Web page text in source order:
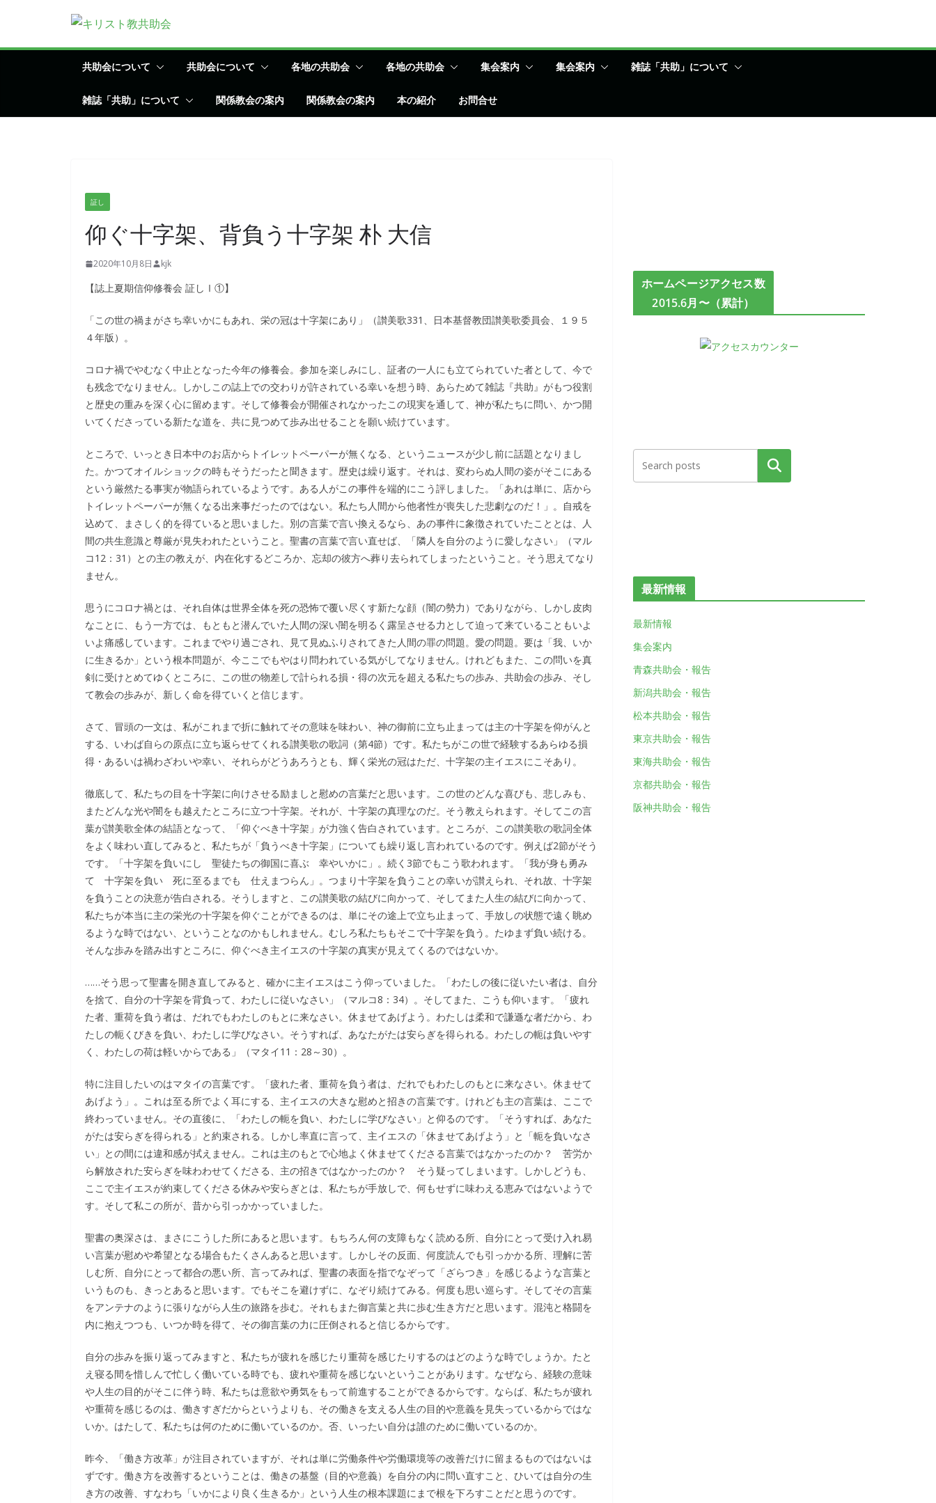
テ
共助会について 共助会について 各地の共助会 各地の共助会 集会案内 集会案内 雑誌「共助」について
雑誌「共助」について 関係教会の案内 関係教会の案内 本の紹介 お問合せ
証し
仰ぐ十字架、背負う十字架 朴 大信
2020年10月8日 kjk
【誌上夏期信仰修養会 証しⅠ①】
「この世の禍まがさち幸いかにもあれ、栄の冠は十字架にあり」（讃美歌331、日本基督教団讃美歌委員会、１９５
４年版）。
コロナ禍でやむなく中止となった今年の修養会。参加を楽しみにし、証者の一人にも立てられていた者として、今で
も残念でなりません。しかしこの誌上での交わりが許されている幸いを想う時、あらためて雑誌『共助』がもつ役割
と歴史の重みを深く心に留めます。そして修養会が開催されなかったこの現実を通して、神が私たちに問い、かつ開
いてくださっている新たな道を、共に見つめて歩み出せることを願い続けています。
ところで、いっとき日本中のお店からトイレットペーパーが無くなる、というニュースが少し前に話題となりまし
た。かつてオイルショックの時もそうだったと聞きます。歴史は繰り返す。それは、変わらぬ人間の姿がそこにある
という厳然たる事実が物語られているようです。ある人がこの事件を端的にこう評しました。「あれは単に、店から
トイレットペーパーが無くなる出来事だったのではない。私たち人間から他者性が喪失した悲劇なのだ！」。自戒を
込めて、まさしく的を得ていると思いました。別の言葉で言い換えるなら、あの事件に象徴されていたこととは、人
間の共生意識と尊厳が見失われたということ。聖書の言葉で言い直せば、「隣人を自分のように愛しなさい」（マル
コ12：31）との主の教えが、内在化するどころか、忘却の彼方へ葬り去られてしまったということ。そう思えてなり
ません。
思うにコロナ禍とは、それ自体は世界全体を死の恐怖で覆い尽くす新たな顔（闇の勢力）でありながら、しかし皮肉
なことに、もう一方では、もともと潜んでいた人間の深い闇を明るく露呈させる力として迫って来ていることもいよ
いよ痛感しています。これまでやり過ごされ、見て見ぬふりされてきた人間の罪の問題。愛の問題。要は「我、いか
に生きるか」という根本問題が、今ここでもやはり問われている気がしてなりません。けれどもまた、この問いを真
剣に受けとめてゆくところに、この世の物差しで計られる損・得の次元を超える私たちの歩み、共助会の歩み、そし
て教会の歩みが、新しく命を得ていくと信じます。
さて、冒頭の一文は、私がこれまで折に触れてその意味を味わい、神の御前に立ち止まっては主の十字架を仰がんと
する、いわば自らの原点に立ち返らせてくれる讃美歌の歌詞（第4節）です。私たちがこの世で経験するあらゆる損
得・あるいは禍わざわいや幸い、それらがどうあろうとも、輝く栄光の冠はただ、十字架の主イエスにこそあり。
徹底して、私たちの目を十字架に向けさせる励ましと慰めの言葉だと思います。この世のどんな喜びも、悲しみも、
またどんな光や闇をも越えたところに立つ十字架。それが、十字架の真理なのだ。そう教えられます。そしてこの言
葉が讃美歌全体の結語となって、「仰ぐべき十字架」が力強く告白されています。ところが、この讃美歌の歌詞全体
をよく味わい直してみると、私たちが「負うべき十字架」についても繰り返し言われているのです。例えば2節がそう
です。「十字架を負いにし 聖徒たちの御国に喜ぶ 幸やいかに」。続く3節でもこう歌われます。「我が身も勇み
て 十字架を負い 死に至るまでも 仕えまつらん」。つまり十字架を負うことの幸いが讃えられ、それ故、十字架
を負うことの決意が告白される。そうしますと、この讃美歌の結びに向かって、そしてまた人生の結びに向かって、
私たちが本当に主の栄光の十字架を仰ぐことができるのは、単にその途上で立ち止まって、手放しの状態で遠く眺め
るような時ではない、ということなのかもしれません。むしろ私たちもそこで十字架を負う。たゆまず負い続ける。
そんな歩みを踏み出すところに、仰ぐべき主イエスの十字架の真実が見えてくるのではないか。
……そう思って聖書を開き直してみると、確かに主イエスはこう仰っていました。「わたしの後に従いたい者は、自分
を捨て、自分の十字架を背負って、わたしに従いなさい」（マルコ8：34）。そしてまた、こうも仰います。「疲れ
た者、重荷を負う者は、だれでもわたしのもとに来なさい。休ませてあげよう。わたしは柔和で謙遜な者だから、わ
たしの軛くびきを負い、わたしに学びなさい。そうすれば、あなたがたは安らぎを得られる。わたしの軛は負いやす
く、わたしの荷は軽いからである」（マタイ11：28～30）。
特に注目したいのはマタイの言葉です。「疲れた者、重荷を負う者は、だれでもわたしのもとに来なさい。休ませて
あげよう」。これは至る所でよく耳にする、主イエスの大きな慰めと招きの言葉です。けれども主の言葉は、ここで
終わっていません。その直後に、「わたしの軛を負い、わたしに学びなさい」と仰るのです。「そうすれば、あなた
がたは安らぎを得られる」と約束される。しかし率直に言って、主イエスの「休ませてあげよう」と「軛を負いなさ
い」との間には違和感が拭えません。これは主のもとで心地よく休ませてくださる言葉ではなかったのか？ 苦労か
ら解放された安らぎを味わわせてくださる、主の招きではなかったのか？ そう疑ってしまいます。しかしどうも、
ここで主イエスが約束してくださる休みや安らぎとは、私たちが手放しで、何もせずに味わえる恵みではないようで
す。そして私この所が、昔から引っかかっていました。
聖書の奥深さは、まさにこうした所にあると思います。もちろん何の支障もなく読める所、自分にとって受け入れ易
い言葉が慰めや希望となる場合もたくさんあると思います。しかしその反面、何度読んでも引っかかる所、理解に苦
しむ所、自分にとって都合の悪い所、言ってみれば、聖書の表面を指でなぞって「ざらつき」を感じるような言葉と
いうものも、きっとあると思います。でもそこを避けずに、なぞり続けてみる。何度も思い巡らす。そしてその言葉
をアンテナのように張りながら人生の旅路を歩む。それもまた御言葉と共に歩む生き方だと思います。混沌と格闘を
内に抱えつつも、いつか時を得て、その御言葉の力に圧倒されると信じるからです。
自分の歩みを振り返ってみますと、私たちが疲れを感じたり重荷を感じたりするのはどのような時でしょうか。たと
え寝る間を惜しんで忙しく働いている時でも、疲れや重荷を感じないということがあります。なぜなら、経験の意味
や人生の目的がそこに伴う時、私たちは意欲や勇気をもって前進することができるからです。ならば、私たちが疲れ
や重荷を感じるのは、働きすぎだからというよりも、その働きを支える人生の目的や意義を見失っているからではな
いか。はたして、私たちは何のために働いているのか。否、いったい自分は誰のために働いているのか。
昨今、「働き方改革」が注目されていますが、それは単に労働条件や労働環境等の改善だけに留まるものではないは
ずです。働き方を改善するということは、働きの基盤（目的や意義）を自分の内に問い直すこと、ひいては自分の生
き方の改善、すなわち「いかにより良く生きるか」という人生の根本課題にまで根を下ろすことだと思うのです。
ホームページアクセス数
2015.6月〜（累計）
検索
最新情報
最新情報
集会案内
青森共助会・報告
新潟共助会・報告
松本共助会・報告
東京共助会・報告
東海共助会・報告
京都共助会・報告
阪神共助会・報告